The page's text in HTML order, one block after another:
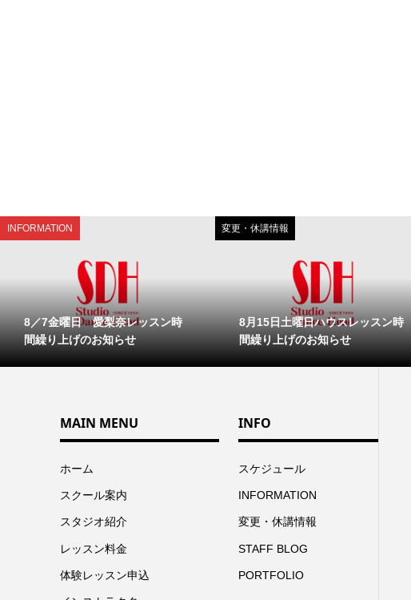
INFORMATION
8／7金曜日 愛梨奈レッスン時
間繰り上げのお知らせ
変更・休講情報
8月15日土曜日ハウスレッスン時
間繰り上げのお知らせ
MAIN MENU
ホーム
スクール案内
スタジオ紹介
レッスン料金
体験レッスン申込
INFO
スケジュール
INFORMATION
変更・休講情報
STAFF BLOG
PORTFOLIO